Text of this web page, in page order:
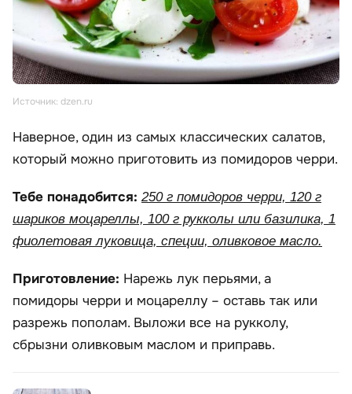
Источник: dzen.ru
Наверное, один из самых классических салатов,
который можно приготовить из помидоров черри.
Тебе понадобится: 250 г помидоров черри, 120 г
шариков моцареллы, 100 г рукколы или базилика, 1
фиолетовая луковица, специи, оливковое масло.
Приготовление: Нарежь лук перьями, а
помидоры черри и моцареллу – оставь так или
разрежь пополам. Выложи все на рукколу,
сбрызни оливковым маслом и приправь.